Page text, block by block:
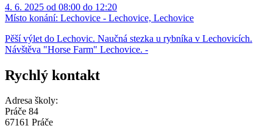
4. 6. 2025 od 08:00 do 12:20
Místo konání: Lechovice - Lechovice, Lechovice
Pěší výlet do Lechovic. Naučná stezka u rybníka v Lechovicích.
Návštěva "Horse Farm" Lechovice. -
Rychlý kontakt
Adresa školy:
Práče 84
67161 Práče